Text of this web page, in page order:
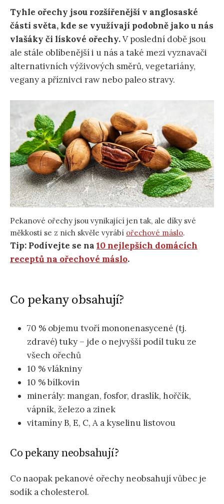
Tyhle ořechy jsou rozšířenější v anglosaské
části světa, kde se využívají podobně jako u nás
vlašáky či lískové ořechy.V poslední době jsou
ale stále oblíbenější i u nás a také mezi vyznavači
alternativních výživových směrů, vegetariány,
vegany a příznivci raw nebo paleo stravy.
Pekanové ořechy jsou vynikající jen tak, ale díky své
měkkosti se z nich skvěle vyrábí ořechové máslo.
Tip: Podívejte se na 10 nejlepších domácích
receptů na ořechové máslo.
Co pekany obsahují?
70 % objemu tvoří mononenasycené (tj.
zdravé) tuky – jde o nejvyšší podíl tuku ze
všech ořechů
10 % vlákniny
10 % bílkovin
minerály: mangan, fosfor, draslík, hořčík,
vápník, železo a zinek
vitamíny B, E, C, A a kyselinu listovou
Co pekany neobsahují?
Co naopak pekanové ořechy neobsahují vůbec je
sodík a cholesterol.